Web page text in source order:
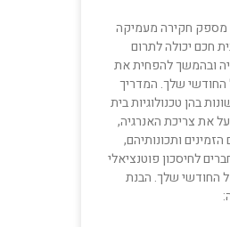
מספק חקירה מעמיקה
חכם יכולה לתרום
ובהמשך להפחית את
שלך. המדריך
בהן טכנולוגיות בית
את צריכת האנרגיה,
ותכונותיהם,
לחיסכון פוטנציאלי
החודשי שלך. הבנת